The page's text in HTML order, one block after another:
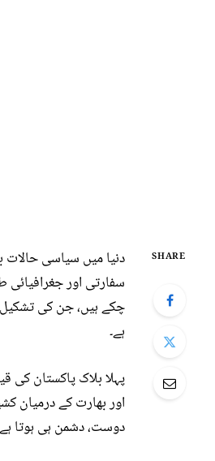
SHARE
دنیا میں سیاسی حالات
سفارتی اور
چکے ہیں، جن کی تشکیل
ہے۔
پہلا بلاک پاکستان کی
اور بھارت کے درمیان
دوست، دشمن ہی ہوتا